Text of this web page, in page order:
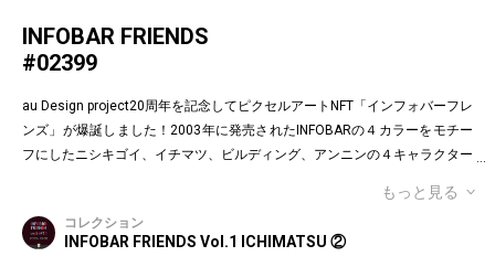
INFOBAR FRIENDS
#02399
au Design project20周年を記念してピクセルアートNFT「インフォバーフレ
ンズ」が爆誕しました！2003年に発売されたINFOBARの４カラーをモチー
フにしたニシキゴイ、イチマツ、ビルディング、アンニンの４キャラクター
れていた懐かしの絵文字！第１弾は全て絵柄の異なるaDp20thロゴ入り特別
版です。「キャラクター×表情×背景色」の組み合わせパターンは3,200種類
♪あなたのお気に入りはどれですか？
もっと見る
コレクション
INFOBAR FRIENDS Vol.1 ICHIMATSU ②